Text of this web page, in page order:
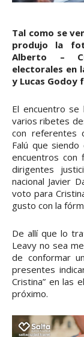
Tal como se
produjo la
Alberto –
electorales en
y Lucas Godoy
El encuentro
varios ribetes
con referentes
Falú que
encuentros con
dirigentes
nacional Javier
voto para
gusto con la
De allí que lo
Leavy no sea
de conformar
presentes
Cristina” en las
próximo.